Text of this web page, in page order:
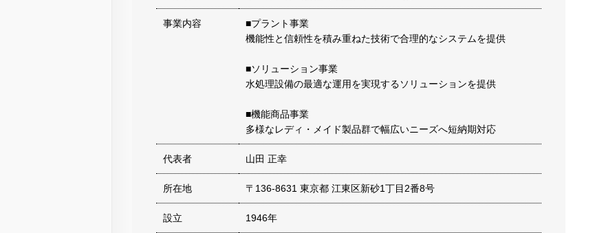
事業内容
■プラント事業
機能性と信頼性を積み重ねた技術で合理的なシステムを提供
■ソリューション事業
水処理設備の最適な運用を実現するソリューションを提供
■機能商品事業
多様なレディ・メイド製品群で幅広いニーズへ短納期対応
代表者 山田 正幸
所在地 〒136-8631 東京都 江東区新砂1丁目2番8号
設立 1946年